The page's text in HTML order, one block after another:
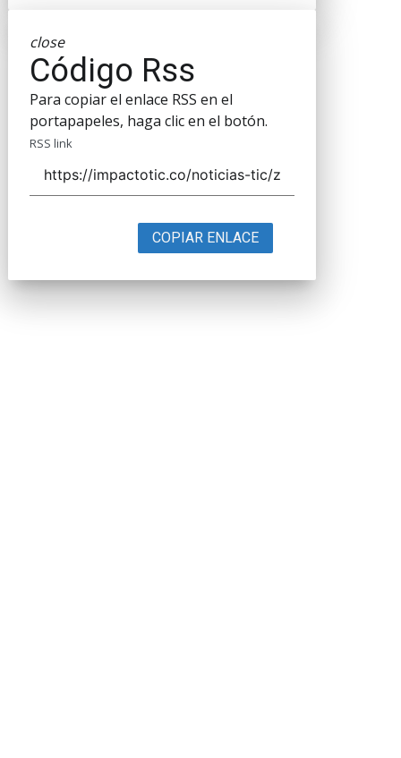
close
Código Rss
Para copiar el enlace RSS en el
portapapeles, haga clic en el botón.
RSS link
COPIAR ENLACE